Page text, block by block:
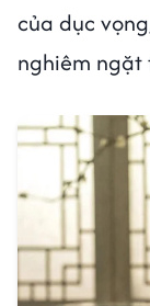
của dục
nghiêm ngặt